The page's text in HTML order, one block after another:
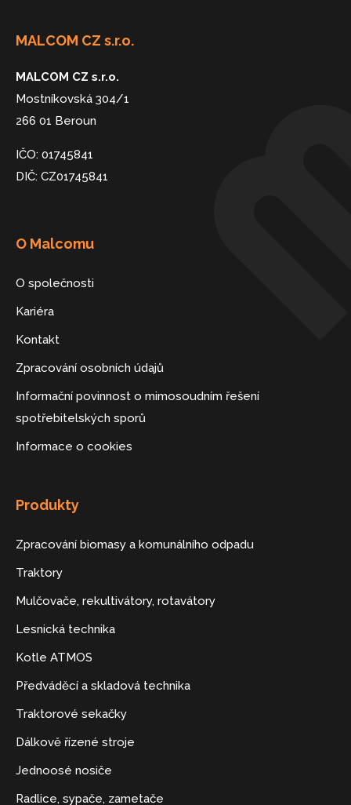
MALCOM CZ s.r.o.
MALCOM CZ s.r.o.
Mostníkovská 304/1
266 01 Beroun
IČO: 01745841
DIČ: CZ01745841
O Malcomu
O společnosti
Kariéra
Kontakt
Zpracování osobních údajů
Informační povinnost o mimosoudním řešení
spotřebitelských sporů
Informace o cookies
Produkty
Zpracování biomasy a komunálního odpadu
Traktory
Mulčovače, rekultivátory, rotavátory
Lesnická technika
Kotle ATMOS
Předváděcí a skladová technika
Traktorové sekačky
Dálkově řízené stroje
Jednoosé nosiče
Radlice, sypače, zametače